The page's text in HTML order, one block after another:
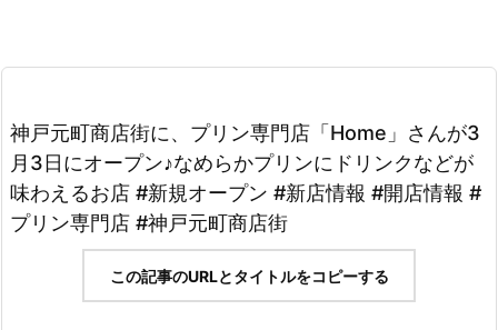
神戸元町商店街に、プリン専門店「Home」さんが3
月3日にオープン♪なめらかプリンにドリンクなどが
味わえるお店 #新規オープン #新店情報 #開店情報 #
プリン専門店 #神戸元町商店街
この記事のURLとタイトルをコピーする